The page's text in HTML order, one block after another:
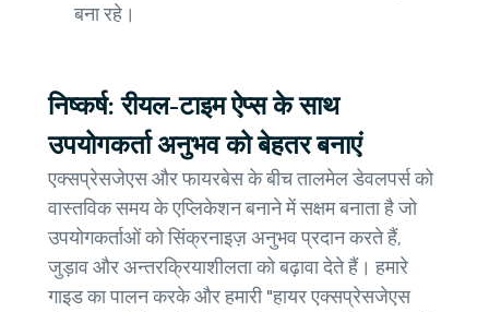
बना रहे।
निष्कर्ष: रीयल-टाइम ऐप्स के साथ
उपयोगकर्ता अनुभव को बेहतर बनाएं
एक्सप्रेसजेएस और फायरबेस के बीच तालमेल डेवलपर्स को
वास्तविक समय के एप्लिकेशन बनाने में सक्षम बनाता है जो
उपयोगकर्ताओं को सिंक्रनाइज़ अनुभव प्रदान करते हैं,
जुड़ाव और अन्तरक्रियाशीलता को बढ़ावा देते हैं। हमारे
गाइड का पालन करके और हमारी "हायर एक्सप्रेसजेएस